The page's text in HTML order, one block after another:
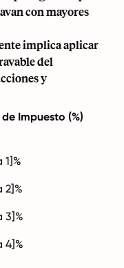
con mayores
implica aplicar
del
y
Impuesto (%)
1]%
2]%
3]%
4]%